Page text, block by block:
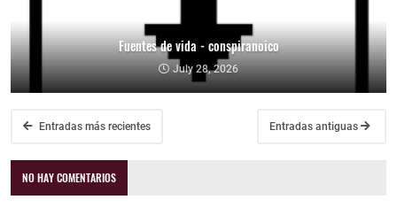
Fuentes de vida - conspiranoico
July 28, 2026
Entradas más recientes Entradas antiguas
NO HAY COMENTARIOS